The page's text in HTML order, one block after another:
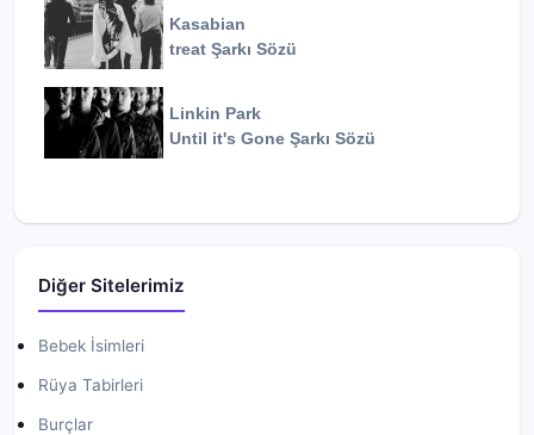
Kasabian
treat Şarkı Sözü
Linkin Park
Until it's Gone Şarkı Sözü
Diğer Sitelerimiz
Bebek İsimleri
Rüya Tabirleri
Burçlar